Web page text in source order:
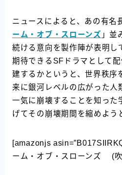
ニュースによると、あの有名
ーム・オブ・スローンズ 」並
続ける意向を製作陣が表明し
期待できるSFドラマとして
建するかというと、世界秩序
来に銀河レベルの広がった人
一気に崩壊することを知った
げてその崩壊期間を縮めよう
[amazonjs
ーム・オブ・スローンズ (吹